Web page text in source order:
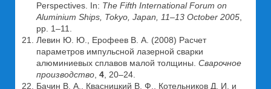
Perspectives. In: The Fifth International Forum on
Aluminium Ships, Tokyo, Japan, 11–13 October 2005
рр. 1–11.
Левин Ю. Ю., Ерофеев В. А. (2008) Расчет
параметров импульсной лазерной сварки
алюминиевых сплавов малой толщины. Сварочное
производство 4 , 20–24.
Бачин В. А., Квасницкий В. Ф., Котельников Д. И. и